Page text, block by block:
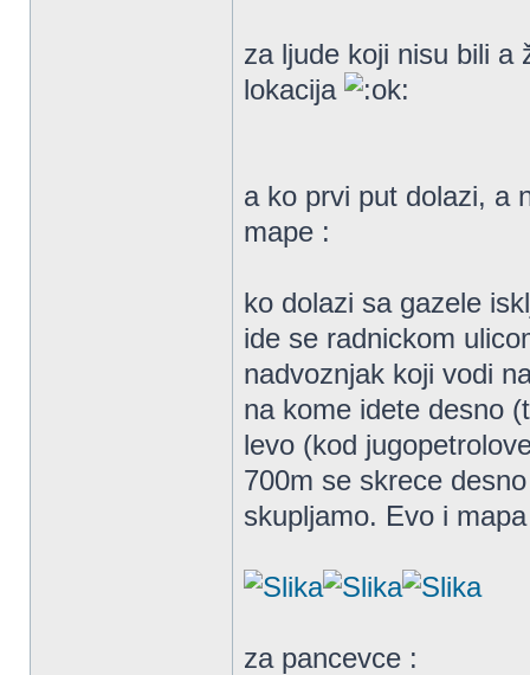
za ljude koji nisu bili a
lokacija
a ko prvi put dolazi, a
mape :
ko dolazi sa gazele
ide se radnickom
nadvoznjak koji vodi
na kome idete desno
levo (kod
700m se skrece
skupljamo. Evo i mapa
za pancevce :